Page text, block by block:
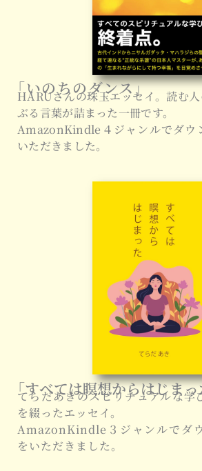
「いのちのダンス」
HARUさんの珠玉エッセイ。読む
ぶる言葉が詰まった一冊です。
AmazonKindle４ジャンルでダウ
いただきました。
「すべては瞑想からはじまっ
てらだあきのスピリチュアルな学
を綴ったエッセイ。
AmazonKindle３ジャンルでダ
をいただきました。